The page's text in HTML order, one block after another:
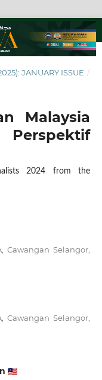
JANUARY ISSUE /
Malaysia
2024 from the
Cawangan Selangor,
Cawangan Selangor,